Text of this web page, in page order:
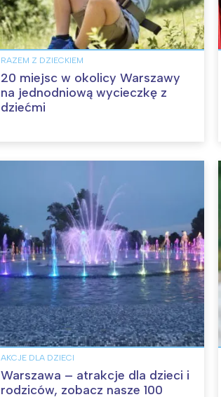
RAZEM Z DZIECKIEM
20 miejsc w okolicy Warszawy
na jednodniową wycieczkę z
dziećmi
AKCJE DLA DZIECI
Warszawa – atrakcje dla dzieci i
rodziców, zobacz nasze 100